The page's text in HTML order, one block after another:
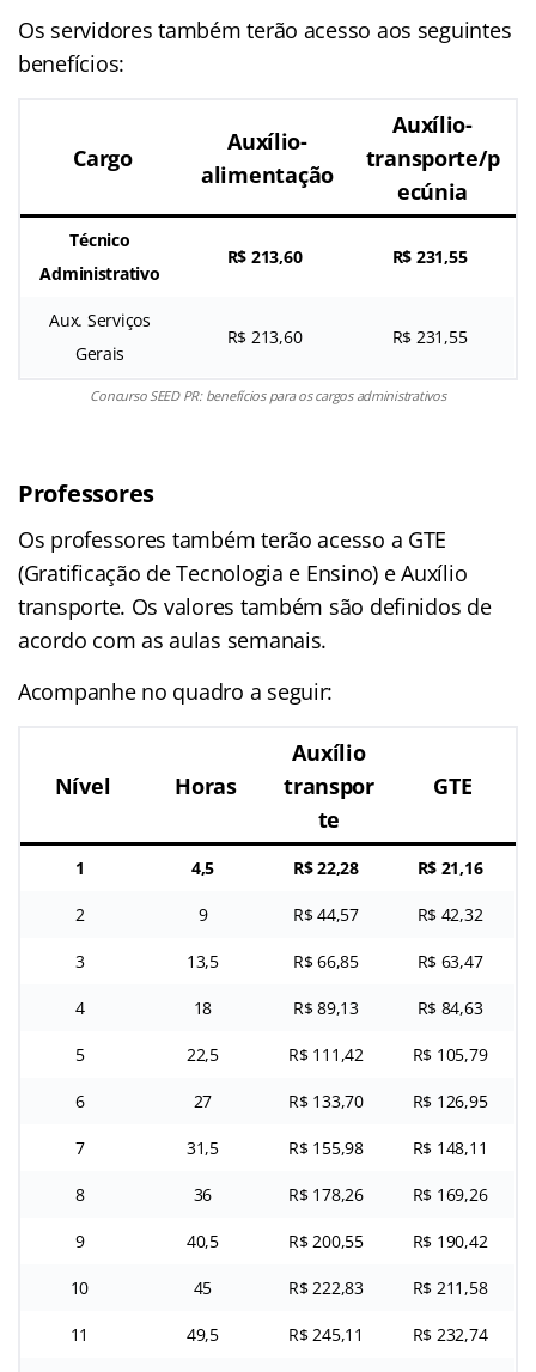
Os servidores também terão acesso aos seguintes
benefícios:
Cargo
Auxílio-
alimentação
Auxílio-
transporte/p
ecúnia
Técnico
Administrativo
R$ 213,60 R$ 231,55
Aux. Serviços
Gerais
R$ 213,60 R$ 231,55
Concurso SEED PR: benefícios para os cargos administrativos
Professores
Os professores também terão acesso a GTE
(Gratificação de Tecnologia e Ensino) e Auxílio
transporte. Os valores também são definidos de
acordo com as aulas semanais.
Acompanhe no quadro a seguir:
Nível Horas
Auxílio
transpor
te
GTE
1 4,5 R$ 22,28 R$ 21,16
2 9 R$ 44,57 R$ 42,32
3 13,5 R$ 66,85 R$ 63,47
4 18 R$ 89,13 R$ 84,63
5 22,5 R$ 111,42 R$ 105,79
6 27 R$ 133,70 R$ 126,95
7 31,5 R$ 155,98 R$ 148,11
8 36 R$ 178,26 R$ 169,26
9 40,5 R$ 200,55 R$ 190,42
10 45 R$ 222,83 R$ 211,58
11 49,5 R$ 245,11 R$ 232,74